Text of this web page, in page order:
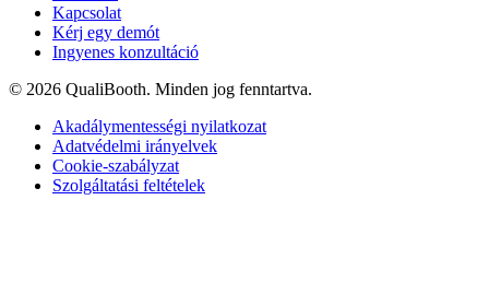
Kapcsolat
Kérj egy demót
Ingyenes konzultáció
© 2026 QualiBooth. Minden jog fenntartva.
Akadálymentességi nyilatkozat
Adatvédelmi irányelvek
Cookie-szabályzat
Szolgáltatási feltételek